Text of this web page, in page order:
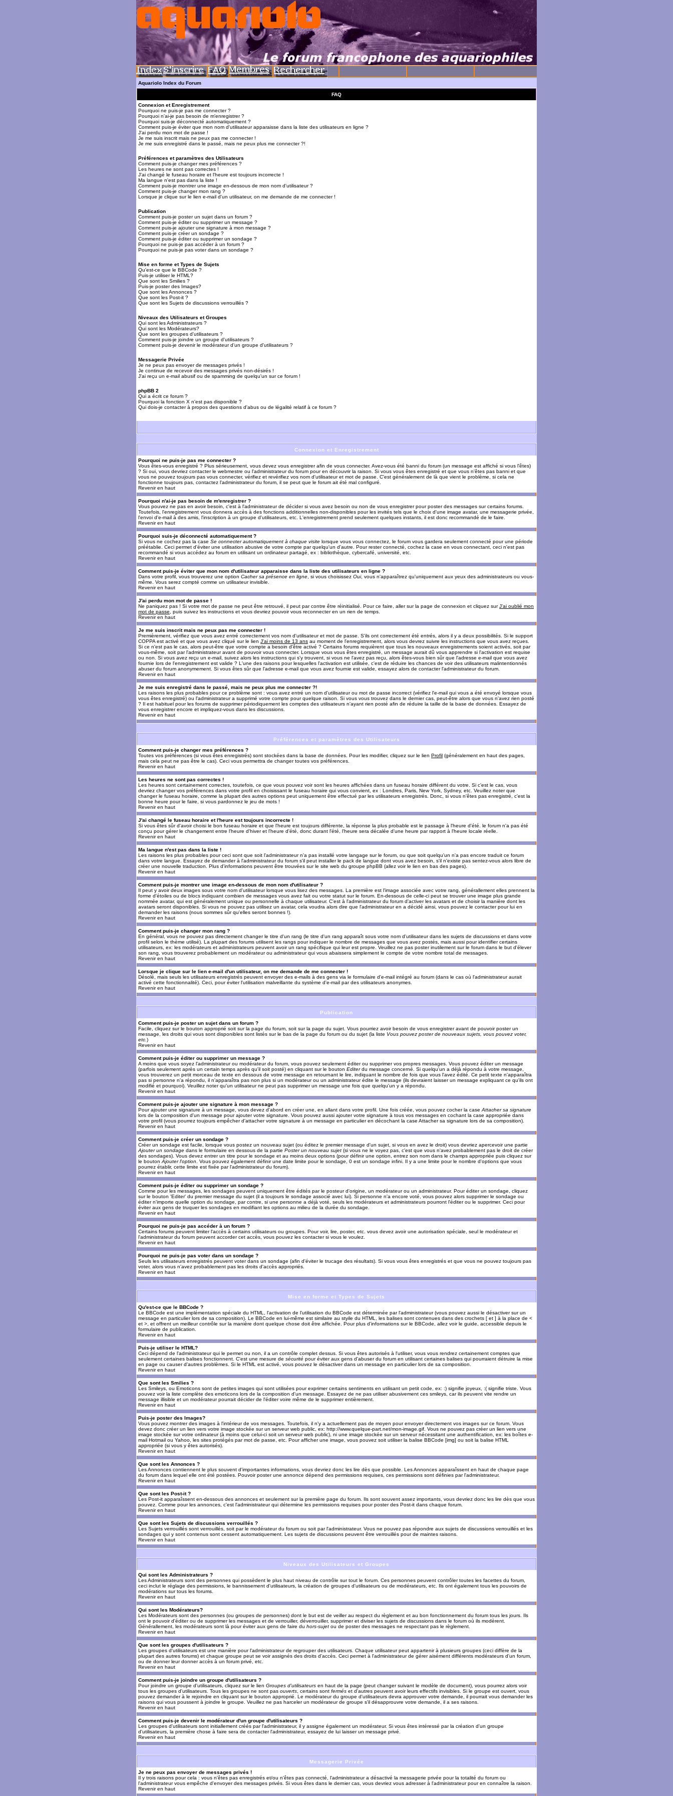
Aquariolo Index du Forum
FAQ
Connexion et Enregistrement
Pourquoi ne puis-je pas me connecter ?
Pourquoi n'ai-je pas besoin de m'enregistrer ?
Pourquoi suis-je déconnecté automatiquement ?
Comment puis-je éviter que mon nom d'utilisateur apparaisse dans la liste des utilisateurs en ligne ?
J'ai perdu mon mot de passe !
Je me suis inscrit mais ne peux pas me connecter !
Je me suis enregistré dans le passé, mais ne peux plus me connecter ?!
Préférences et paramètres des Utilisateurs
Comment puis-je changer mes préférences ?
Les heures ne sont pas correctes !
J'ai changé le fuseau horaire et l'heure est toujours incorrecte !
Ma langue n'est pas dans la liste !
Comment puis-je montrer une image en-dessous de mon nom d'utilisateur ?
Comment puis-je changer mon rang ?
Lorsque je clique sur le lien e-mail d'un utilisateur, on me demande de me connecter !
Publication
Comment puis-je poster un sujet dans un forum ?
Comment puis-je éditer ou supprimer un message ?
Comment puis-je ajouter une signature à mon message ?
Comment puis-je créer un sondage ?
Comment puis-je éditer ou supprimer un sondage ?
Pourquoi ne puis-je pas accéder à un forum ?
Pourquoi ne puis-je pas voter dans un sondage ?
Mise en forme et Types de Sujets
Qu'est-ce que le BBCode ?
Puis-je utiliser le HTML?
Que sont les Smilies ?
Puis-je poster des Images?
Que sont les Annonces ?
Que sont les Post-it ?
Que sont les Sujets de discussions verrouillés ?
Niveaux des Utilisateurs et Groupes
Qui sont les Administrateurs ?
Qui sont les Modérateurs?
Que sont les groupes d'utilisateurs ?
Comment puis-je joindre un groupe d'utilisateurs ?
Comment puis-je devenir le modérateur d'un groupe d'utilisateurs ?
Messagerie Privée
Je ne peux pas envoyer de messages privés !
Je continue de recevoir des messages privés non-désirés !
J'ai reçu un e-mail abusif ou de spamming de quelqu'un sur ce forum !
phpBB 2
Qui a écrit ce forum ?
Pourquoi la fonction X n'est pas disponible ?
Qui dois-je contacter à propos des questions d'abus ou de légalité relatif à ce forum ?
Connexion et Enregistrement
Pourquoi ne puis-je pas me connecter ?
Vous êtes-vous enregistré ? Plus sérieusement, vous devez vous enregistrer afin de vous connecter. Avez-vous été banni du forum (un message est affiché si vous l'êtes)
? Si oui, vous devriez contacter le webmestre ou l'administrateur du forum pour en découvrir la raison. Si vous vous êtes enregistré et que vous n'êtes pas banni et que
vous ne pouvez toujours pas vous connecter, vérifiez et revérifiez vos nom d'utilisateur et mot de passe. C'est généralement de là que vient le problème, si cela ne
fonctionne toujours pas, contactez l'administrateur du forum, il se peut que le forum ait été mal configuré.
Revenir en haut
Pourquoi n'ai-je pas besoin de m'enregistrer ?
Vous pouvez ne pas en avoir besoin, c'est à l'administrateur de décider si vous avez besoin ou non de vous enregistrer pour poster des messages sur certains forums.
Toutefois, l'enregistrement vous donnera accès à des fonctions additionnelles non-disponibles pour les invités tels que le choix d'une image avatar, une messagerie privée,
l'envoi d'e-mail à des amis, l'inscription à un groupe d'utilisateurs, etc. L'enregistrement prend seulement quelques instants, il est donc recommandé de le faire.
Revenir en haut
Pourquoi suis-je déconnecté automatiquement ?
Si vous ne cochez pas la case Se connecter automatiquement à chaque visite lorsque vous vous connectez, le forum vous gardera seulement connecté pour une période
préétablie. Ceci permet d'éviter une utilisation abusive de votre compte par quelqu'un d'autre. Pour rester connecté, cochez la case en vous connectant, ceci n'est pas
recommandé si vous accédez au forum en utilisant un ordinateur partagé, ex : bibliothèque, cybercafé, université, etc.
Revenir en haut
Comment puis-je éviter que mon nom d'utilisateur apparaisse dans la liste des utilisateurs en ligne ?
Dans votre profil, vous trouverez une option Cacher sa présence en ligne , si vous choisissez Oui, vous n'apparaîtrez qu'uniquement aux yeux des administrateurs ou vous-
même. Vous serez compté comme un utilisateur invisible.
Revenir en haut
J'ai perdu mon mot de passe !
Ne paniquez pas ! Si votre mot de passe ne peut être retrouvé, il peut par contre être réinitialisé. Pour ce faire, aller sur la page de connexion et cliquez surJ'ai oublié mon
mot de passe , puis suivez les instructions et vous devriez pouvoir vous reconnecter en un rien de temps.
Revenir en haut
Je me suis inscrit mais ne peux pas me connecter !
Premièrement, vérifiez que vous avez entré correctement vos nom d'utilisateur et mot de passe. S'ils ont correctement été entrés, alors il y a deux possibilités. Si le support
COPPA est activé et que vous avez cliqué sur le lien J'ai moins de 13 ans au moment de l'enregistrement, alors vous devrez suivre les instructions que vous avez reçues.
Si ce n'est pas le cas, alors peut-être que votre compte a besoin d'être activé ? Certains forums requièrent que tous les nouveaux enregistrements soient activés, soit par
vous-même, soit par l'administrateur avant de pouvoir vous connecter. Lorsque vous vous êtes enregistré, un message aurait dû vous apprendre si l'activation est requise
ou non. Si vous avez reçu un e-mail, suivez alors les instructions qui s'y trouvent, si vous ne l'avez pas reçu, alors êtes-vous bien sûr que l'adresse e-mail que vous avez
fournie lors de l'enregistrement est valide ? L'une des raisons pour lesquelles l'activation est utilisée, c'est de réduire les chances de voir des utilisateurs malintentionnés
abuser du forum anonymement. Si vous êtes sûr que l'adresse e-mail que vous avez fournie est valide, essayez alors de contacter l'administrateur du forum.
Revenir en haut
Je me suis enregistré dans le passé, mais ne peux plus me connecter ?!
Les raisons les plus probables pour ce problème sont : vous avez entré un nom d'utilisateur ou mot de passe incorrect (vérifiez l'e-mail qui vous a été envoyé lorsque vous
vous êtes enregistré) ou l'administrateur a supprimé votre compte pour quelque raison. Si vous vous trouvez dans le dernier cas, peut-être alors que vous n'avez rien posté
? Il est habituel pour les forums de supprimer périodiquement les comptes des utilisateurs n'ayant rien posté afin de réduire la taille de la base de données. Essayez de
vous enregistrer encore et impliquez-vous dans les discussions.
Revenir en haut
Préférences et paramètres des Utilisateurs
Comment puis-je changer mes préférences ?
Toutes vos préférences (si vous êtes enregistrés) sont stockées dans la base de données. Pour les modifier, cliquez sur le lien Profil (généralement en haut des pages,
mais cela peut ne pas être le cas). Ceci vous permettra de changer toutes vos préférences.
Revenir en haut
Les heures ne sont pas correctes !
Les heures sont certainement correctes, toutefois, ce que vous pouvez voir sont les heures affichées dans un fuseau horaire différent du votre. Si c'est le cas, vous
devriez changer vos préférences dans votre profil en choisissant le fuseau horaire qui vous convient, ex : Londres, Paris, New York, Sydney, etc. Veuillez noter que
changer le fuseau horaire, comme la plupart des autres options peut uniquement être effectué par les utilisateurs enregistrés. Donc, si vous n'êtes pas enregistré, c'est la
bonne heure pour le faire, si vous pardonnez le jeu de mots !
Revenir en haut
J'ai changé le fuseau horaire et l'heure est toujours incorrecte !
Si vous êtes sûr d'avoir choisi le bon fuseau horaire et que l'heure est toujours différente, la réponse la plus probable est le passage à l'heure d'été. le forum n'a pas été
conçu pour gérer le changement entre l'heure d'hiver et l'heure d'été, donc durant l'été, l'heure sera décalée d'une heure par rapport à l'heure locale réelle.
Revenir en haut
Ma langue n'est pas dans la liste !
Les raisons les plus probables pour ceci sont que soit l'administrateur n'a pas installé votre langage sur le forum, ou que soit quelqu'un n'a pas encore traduit ce forum
dans votre langue. Essayez de demander à l'administrateur du forum s'il peut installer le pack de langue dont vous avez besoin, s'il n'existe pas sentez-vous alors libre de
créer une nouvelle traduction. Plus d'informations peuvent être trouvées sur le site web du groupe phpBB (allez voir le lien en bas des pages).
Revenir en haut
Comment puis-je montrer une image en-dessous de mon nom d'utilisateur ?
Il peut y avoir deux images sous votre nom d'utilisateur lorsque vous lisez des messages. La première est l'image associée avec votre rang, générallement elles prennent la
forme d'étoiles ou de blocs indiquant combien de messages vous avez fait ou votre statut sur le forum. En-dessous de celle-ci peut se trouver une image plus grande
nommée avatar, qui est généralement unique ou personnelle à chaque utilisateur. C'est à l'administrateur du forum d'activer les avatars et de choisir la manière dont les
avatars seront disponibles. Si vous ne pouvez pas utilisez un avatar, cela voudra alors dire que l'administrateur en a décidé ainsi, vous pouvez le contacter pour lui en
demander les raisons (nous sommes sûr qu'elles seront bonnes !).
Revenir en haut
Comment puis-je changer mon rang ?
En général, vous ne pouvez pas directement changer le titre d'un rang (le titre d'un rang apparaît sous votre nom d'utilisateur dans les sujets de discussions et dans votre
profil selon le thème utilisé). La plupart des forums utilisent les rangs pour indiquer le nombre de messages que vous avez postés, mais aussi pour identifier certains
utilisateurs, ex: les modérateurs et administrateurs peuvent avoir un rang spécifique qui leur est propre. Veuillez ne pas poster inutilement sur le forum dans le but d'élever
son rang, vous trouverez probablement un modérateur ou administrateur qui vous abaissera simplement le compte de votre nombre total de messages.
Revenir en haut
Lorsque je clique sur le lien e-mail d'un utilisateur, on me demande de me connecter !
Désolé, mais seuls les utilisateurs enregistrés peuvent envoyer des e-mails à des gens via le formulaire d'e-mail intégré au forum (dans le cas où l'administrateur aurait
activé cette fonctionnalité). Ceci, pour éviter l'utilisation malveillante du système d'e-mail par des utilisateurs anonymes.
Revenir en haut
Publication
Comment puis-je poster un sujet dans un forum ?
Facile, cliquez sur le bouton approprié soit sur la page du forum, soit sur la page du sujet. Vous pourriez avoir besoin de vous enregistrer avant de pouvoir poster un
message, les droits qui vous sont disponibles sont listés sur le bas de la page du forum ou du sujet (la liste Vous pouvez poster de nouveaux sujets, vous pouvez voter,
etc. )
Revenir en haut
Comment puis-je éditer ou supprimer un message ?
A moins que vous soyez l'administrateur ou modérateur du forum, vous pouvez seulement éditer ou supprimer vos propres messages. Vous pouvez éditer un message
(parfois seulement après un certain temps après qu'il soit posté) en cliquant sur le bouton Editerdu message concerné. Si quelqu'un a déjà répondu à votre message,
vous trouverez un petit morceau de texte en dessous de votre message en retournant le lire, indiquant le nombre de fois que vous l'avez édité. Ce petit texte n'apparaîtra
pas si personne n'a répondu, il n'apparaîtra pas non plus si un modérateur ou un administrateur édite le message (ils devraient laisser un message expliquant ce qu'ils ont
modifié et pourquoi). Veuillez noter qu'un utilisateur ne peut pas supprimer un message une fois que quelqu'un y a répondu.
Revenir en haut
Comment puis-je ajouter une signature à mon message ?
Pour ajouter une signature à un message, vous devez d'abord en créer une, en allant dans votre profil. Une fois créée, vous pouvez cocher la case Attacher sa signature
lors de la composition d'un message pour ajouter votre signature. Vous pouvez aussi ajouter votre signature à tous vos messages en cochant la case appropriée dans
votre profil (vous pourrez toujours empêcher d'attacher votre signature à un message en particulier en décochant la case Attacher sa signature lors de sa composition).
Revenir en haut
Comment puis-je créer un sondage ?
Créer un sondage est facile, lorsque vous postez un nouveau sujet (ou éditez le premier message d'un sujet, si vous en avez le droit) vous devriez apercevoir une partie
Ajouter un sondage dans le formulaire en dessous de la partie Poster un nouveau sujet (si vous ne le voyez pas, c'est que vous n'avez probablement pas le droit de créer
des sondages). Vous devez entrer un titre pour le sondage et au moins deux options (pour définir une option, entrez son nom dans le champs appropriée puis cliquez sur
le bouton Ajouter l'option . Vous pouvez également définir une date limite pour le sondage, 0 est un sondage infini. Il y a une limite pour le nombre d'options que vous
pourrez établir, cette limite est fixée par l'administrateur du forum).
Revenir en haut
Comment puis-je éditer ou supprimer un sondage ?
Comme pour les messages, les sondages peuvent uniquement être édités par le posteur d'origine, un modérateur ou un administrateur. Pour éditer un sondage, cliquez
sur le bouton 'Editer' du premier message du sujet (il a toujours le sondage associé avec lui). Si personne n'a encore voté, vous pouvez alors supprimer le sondage ou
éditer n'importe quelle option du sondage, par contre, si une personne a déjà voté, seuls les modérateurs et administrateurs pourront l'éditer ou le supprimer. Ceci pour
éviter aux gens de truquer les sondages en modifiant les options au milieu de la durée du sondage.
Revenir en haut
Pourquoi ne puis-je pas accéder à un forum ?
Certains forums peuvent limiter l'accès à certains utilisateurs ou groupes. Pour voir, lire, poster, etc. vous devez avoir une autorisation spéciale, seul le modérateur et
l'administrateur du forum peuvent accorder cet accès, vous pouvez les contacter si vous le voulez.
Revenir en haut
Pourquoi ne puis-je pas voter dans un sondage ?
Seuls les utilisateurs enregistrés peuvent voter dans un sondage (afin d'éviter le trucage des résultats). Si vous vous êtes enregistrés et que vous ne pouvez toujours pas
voter, alors vous n'avez probablement pas les droits d'accès appropriés.
Revenir en haut
Mise en forme et Types de Sujets
Qu'est-ce que le BBCode ?
Le BBCode est une implémentation spéciale du HTML, l'activation de l'utilisation du BBCode est déterminée par l'administrateur (vous pouvez aussi le désactiver sur un
message en particulier lors de sa composition). Le BBCode en lui-même est similaire au styile du HTML, les balises sont contenues dans des crochets [ et ] à la place de <
et >, et offrent un meilleur contrôle sur la manière dont quelque chose doit être affichée. Pour plus d'informations sur le BBCode, allez voir le guide, accessible depuis le
formulaire de publication.
Revenir en haut
Puis-je utiliser le HTML?
Ceci dépend de l'administrateur qui le permet ou non, il a un contrôle complet dessus. Si vous êtes autorisés à l'utiliser, vous vous rendrez certainement comptes que
seulement certaines balises fonctionnent. C'est une mesure de sécurité pour éviter aux gens d'abuser du forum en utilisant certaines balises qui pourraient détruire la mise
en page ou causer d'autres problèmes. Si le HTML est activé, vous pouvez le désactiver dans un message en particulier lors de sa composition.
Revenir en haut
Que sont les Smilies ?
Les Smileys, ou Emoticons sont de petites images qui sont utilisées pour exprimer certains sentiments en utilisant un petit code, ex: :) signifie joyeux, :( signifie triste. Vous
pouvez voir la liste complète des emoticons lors de la composition d'un message. Essayez de ne pas utiliser abusivement ces smileys, car ils peuvent vite rendre un
message illisible et un modérateur pourrait décider de l'éditer voire même de le supprimer entièrement.
Revenir en haut
Puis-je poster des Images?
Vous pouvez montrer des images à l'intérieur de vos messages. Toutefois, il n'y a actuellement pas de moyen pour envoyer directement vos images sur ce forum. Vous
devez donc créer un lien vers votre image stockée sur un serveur web public, ex: http://www.quelque-part.net/mon-image.gif. Vous ne pouvez pas créer un lien vers une
image stockée sur votre ordinateur (à moins que celui-ci soit un serveur web public), ni une image stockée sur un serveur nécessitant une authentification, ex: les boîtes e-
mail Hotmail ou Yahoo, les sites protégés par mot de passe, etc. Pour afficher une image, vous pouvez soit utiliser la balise BBCode [img] ou soit la balise HTML
appropriée (si vous y êtes autorisés).
Revenir en haut
Que sont les Annonces ?
Les Annonces contiennent le plus souvent d'importantes informations, vous devriez donc les lire dès que possible. Les Annonces apparaîssent en haut de chaque page
du forum dans lequel elle ont été postées. Pouvoir poster une annonce dépend des permissions requises, ces permissions sont définies par l'administrateur.
Revenir en haut
Que sont les Post-it ?
Les Post-it apparaîssent en-dessous des annonces et seulement sur la première page du forum. Ils sont souvent assez importants, vous devriez donc les lire dès que vous
pouvez. Comme pour les annonces, c'est l'administrateur qui détermine les permissions requises pour poster des Post-it dans chaque forum.
Revenir en haut
Que sont les Sujets de discussions verrouillés ?
Les Sujets verrouillés sont verrouillés, soit par le modérateur du forum ou soit par l'administrateur. Vous ne pouvez pas répondre aux sujets de discussions verrouillés et les
sondages qui y sont contenus sont cessent automatiquement. Les sujets de discussions peuvent être verrouillés pour de maintes raisons.
Revenir en haut
Niveaux des Utilisateurs et Groupes
Qui sont les Administrateurs ?
Les Administrateurs sont des personnes qui possèdent le plus haut niveau de contrôle sur tout le forum. Ces personnes peuvent contrôler toutes les facettes du forum,
ceci inclut le réglage des permissions, le bannissement d'utilisateurs, la création de groupes d'utilisateurs ou de modérateurs, etc. Ils ont également tous les pouvoirs de
modérations sur tous les forums.
Revenir en haut
Qui sont les Modérateurs?
Les Modérateurs sont des personnes (ou groupes de personnes) dont le but est de veiller au respect du règlement et au bon fonctionnement du forum tous les jours. Ils
ont le pouvoir d'éditer ou de supprimer les messages et de verrouiller, déverrouiller, supprimer et diviser les sujets de discussions dans le forum où ils modèrent.
Générallement, les modérateurs sont là pour éviter aux gens de faire du hors-sujet ou de poster des messages ne respectant pas le règlement.
Revenir en haut
Que sont les groupes d'utilisateurs ?
Les groupes d'utilisateurs est une manière pour l'administrateur de regrouper des utilisateurs. Chaque utilisateur peut appartenir à plusieurs groupes (ceci diffère de la
plupart des autres forums) et chaque groupe peut se voir assignés des droits d'accès. Ceci permet à l'administrateur de gérer aisément différents modérateurs d'un forum,
ou de donner leur donner accès à un forum privé, etc.
Revenir en haut
Comment puis-je joindre un groupe d'utilisateurs ?
Pour joindre un groupe d'utilisateurs, cliquez sur le lien Groupes d'utilisateurs en haut de la page (peut changer suivant le modèle de document), vous pourrez alors voir
tous les groupes d'utilisateurs. Tous les groupes ne sont pas ouverts , certains sont fermés et d'autres peuvent avoir leurs effectifs invisibles. Si le groupe est ouvert, vous
pouvez demander à le rejoindre en cliquant sur le bouton approprié. Le modérateur du groupe d'utilisateurs devra approuver votre demande, il pourrait vous demander les
raisons qui vous poussent à joindre le groupe. Veuillez ne pas harceler un modérateur de groupe s'il désapprouvre votre demande, il a ses raisons.
Revenir en haut
Comment puis-je devenir le modérateur d'un groupe d'utilisateurs ?
Les groupes d'utilisateurs sont initiallement créés par l'administrateur, il y assigne également un modérateur. Si vous êtes intéressé par la création d'un groupe
d'utilisateurs, la première chose à faire sera de contacter l'administrateur, essayez de lui laisser un message privé.
Revenir en haut
Messagerie Privée
Je ne peux pas envoyer de messages privés !
Il y trois raisons pour cela : vous n'êtes pas enregistrés et/ou n'êtes pas connecté, l'administrateur a désactivé la messagerie privée pour la totalité du forum ou
l'administrateur vous empêche d'envoyer des messages privés. Si vous êtes dans le dernier cas, vous devriez vous adresser à l'administrateur pour en connaître la raison.
Revenir en haut